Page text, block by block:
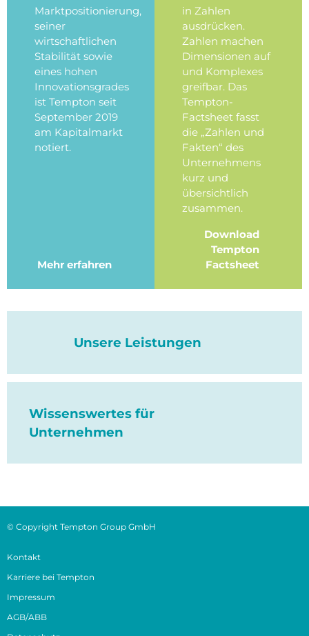
Marktpositionierung,
seiner
wirtschaftlichen
Stabilität sowie
eines hohen
Innovationsgrades
ist Tempton seit
September 2019
am Kapitalmarkt
notiert.
Mehr erfahren
in Zahlen
ausdrücken.
Zahlen machen
Dimensionen auf
und Komplexes
greifbar. Das
Tempton-
Factsheet fasst
die „Zahlen und
Fakten“ des
Unternehmens
kurz und
übersichtlich
zusammen.
Download
Tempton
Factsheet
Unsere Leistungen
Wissenswertes für
Unternehmen
© Copyright Tempton Group GmbH
Kontakt
Karriere bei Tempton
Impressum
AGB/ABB